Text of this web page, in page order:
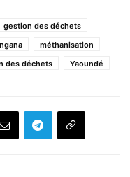
gestion des déchets
méthanisation
des déchets Yaoundé